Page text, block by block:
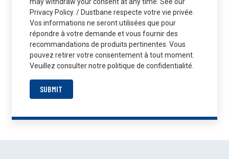
may withdraw your consent at any time. See our
Privacy Policy. / Dustbane respecte votre vie privée.
Vos informations ne seront utilisées que pour
répondre à votre demande et vous fournir des
recommandations de produits pertinentes. Vous
pouvez retirer votre consentement à tout moment.
Veuillez consulter notre politique de confidentialité.
SUBMIT